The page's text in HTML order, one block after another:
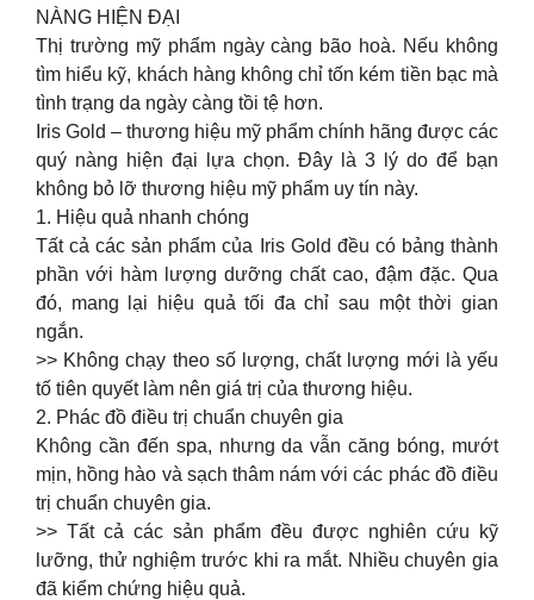
NÀNG HIỆN ĐẠI
Thị trường mỹ phẩm ngày càng bão hoà. Nếu không
tìm hiểu kỹ, khách hàng không chỉ tốn kém tiền bạc mà
tình trạng da ngày càng tồi tệ hơn.
Iris Gold – thương hiệu mỹ phẩm chính hãng được các
quý nàng hiện đại lựa chọn. Đây là 3 lý do để bạn
không bỏ lỡ thương hiệu mỹ phẩm uy tín này.
1. Hiệu quả nhanh chóng
Tất cả các sản phẩm của Iris Gold đều có bảng thành
phần với hàm lượng dưỡng chất cao, đậm đặc. Qua
đó, mang lại hiệu quả tối đa chỉ sau một thời gian
ngắn.️
>> Không chạy theo số lượng, chất lượng mới là yếu
tố tiên quyết làm nên giá trị của thương hiệu.
2. Phác đồ điều trị chuẩn chuyên gia
️Không cần đến spa, nhưng da vẫn căng bóng, mướt
mịn, hồng hào và sạch thâm nám với các phác đồ điều
trị chuẩn chuyên gia.
>> Tất cả các sản phẩm đều được nghiên cứu kỹ
lưỡng, thử nghiệm trước khi ra mắt. Nhiều chuyên gia
đã kiểm chứng hiệu quả.️